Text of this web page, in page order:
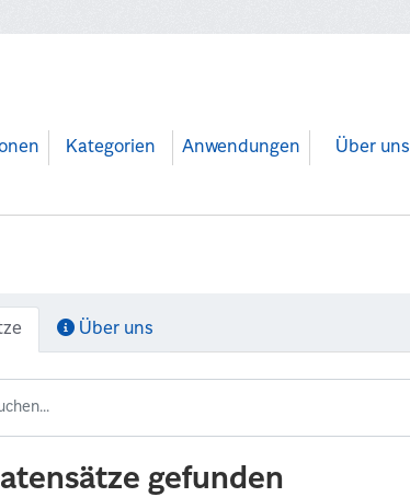
Kategorien Anwendungen Über uns
Über uns
gefunden